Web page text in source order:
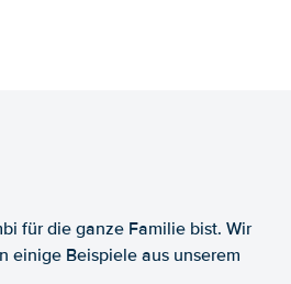
für die ganze Familie bist. Wir
einige Beispiele aus unserem